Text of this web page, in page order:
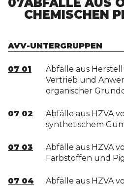
CHEMISCHEN
AVV-UNTERGRUPPEN
07 01
Abfälle aus
Vertrieb und
organischer
07 02
Abfälle aus HZVA
synthetischem
07 03
Abfälle aus HZVA
Farbstoffen und
07 04
Abfälle aus HZVA